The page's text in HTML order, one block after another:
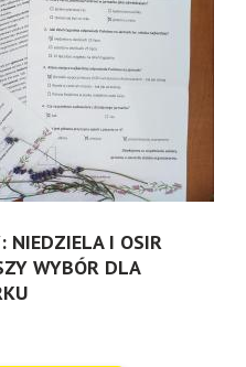
NIEDZIELA I OSIR
WYBÓR DLA